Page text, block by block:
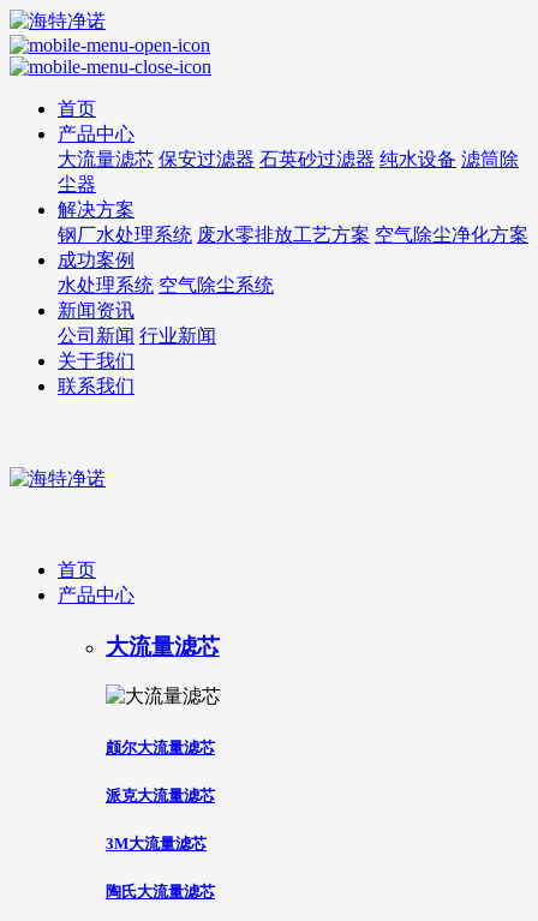
首页
产品中心
大流量滤芯 保安过滤器 石英砂过滤器 纯水设备 滤筒除
尘器
解决方案
钢厂水处理系统 废水零排放工艺方案 空气除尘净化方案
成功案例
水处理系统 空气除尘系统
新闻资讯
公司新闻 行业新闻
关于我们
联系我们
首页
产品中心
大流量滤芯
颇尔大流量滤芯
派克大流量滤芯
3M大流量滤芯
陶氏大流量滤芯